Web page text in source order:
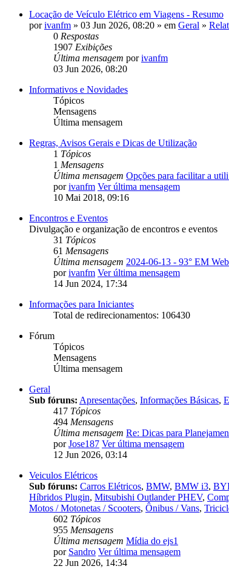
Locação de Veículo Elétrico em Viagens - Resumo
porivanfm » 03 Jun 2026, 08:20 » em Geral »
0 Respostas
1907 Exibições
Última mensagem porivanfm
03 Jun 2026, 08:20
Informativos e Novidades
Tópicos
Mensagens
Última mensagem
Regras, Avisos Gerais e Dicas de Utilização
1 Tópicos
1 Mensagens
Última mensagem Opções para facilitar a
porivanfm Ver última mensagem
10 Mai 2018, 09:16
Encontros e Eventos
Divulgação e organização de encontros e eventos
31 Tópicos
61 Mensagens
Última mensagem 2024-06-13 - 93° EM
porivanfm Ver última mensagem
14 Jun 2024, 17:34
Informações para Iniciantes
Total de redirecionamentos: 106430
Fórum
Tópicos
Mensagens
Última mensagem
Geral
Sub fóruns: Apresentações, Informações Básicas,
417 Tópicos
494 Mensagens
Última mensagem Re: Dicas para
porJose187 Ver última mensagem
12 Jun 2026, 03:14
Veiculos Elétricos
Sub fóruns: Carros Elétricos, BMW, BMW i3,
Híbridos Plugin, Mitsubishi Outlander PHEV,
Motos / Motonetas / Scooters, Ônibus / Vans,
602 Tópicos
955 Mensagens
Última mensagem Mídia do ejs1
por Sandro Ver última mensagem
22 Jun 2026, 14:34